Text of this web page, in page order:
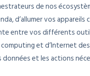
de nos
d’allumer vos appareils
entre vos différents
et d’Internet
et les actions